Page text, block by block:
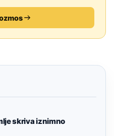
skriva iznimno